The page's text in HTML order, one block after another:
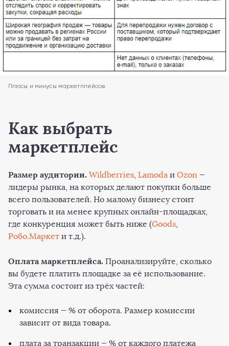
Плюсы и минусы маркетплейсов
Как выбрать
маркетплейс
Размер аудитории. Wildberries, Lamoda и Ozon —
лидеры рынка, на которых делают покупки больше
всего пользователей. Но малому бизнесу стоит
торговать и на менее крупных онлайн-площадках,
где конкуренция может быть ниже (Goods,
Робо.Маркет и т.д.).
Оплата маркетплейса. Проанализируйте, сколько
вы будете платить площадке за её использование.
Эта сумма состоит из трёх частей:
комиссия — % от оборота. Размер комиссии
зависит от вида товара.
плата за транзакции — % от каждого платежа